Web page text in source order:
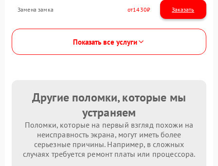
Замена замка 1430
Показать все услуги
Другие поломки, которые мы
устраняем
Поломки, которые на первый взгляд похожи на
неисправность экрана, могут иметь более
серьезные причины. Например, в сложных
случаях требуется ремонт платы или процессора.